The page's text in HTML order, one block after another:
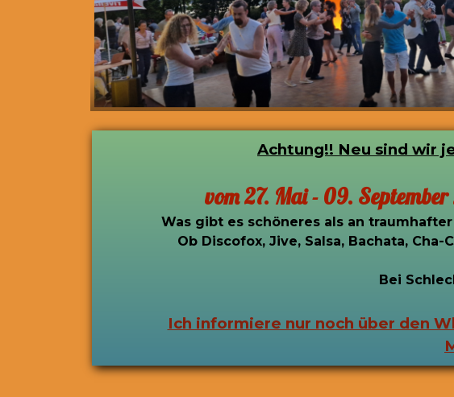
Achtung!! Neu sind wir
vom27. Mai- 09.
Was gibt es schöneres als an
Ob Discofox, Jive, Salsa, Bachata,
Bei
Ich informiere nur noch über den